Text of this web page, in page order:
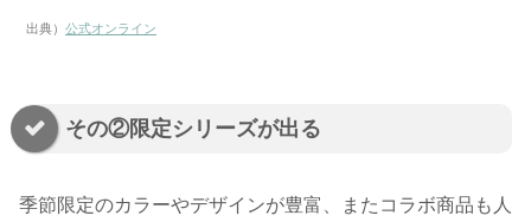
出典） 公式オンライン
その②限定シリーズが出る
季節限定のカラーやデザインが豊富、またコラボ商品も人